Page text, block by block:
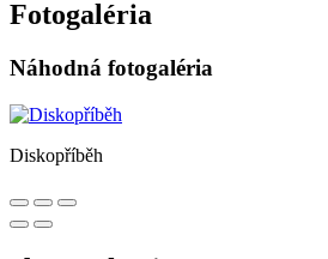
Fotogaléria
Náhodná fotogaléria
Diskopříběh